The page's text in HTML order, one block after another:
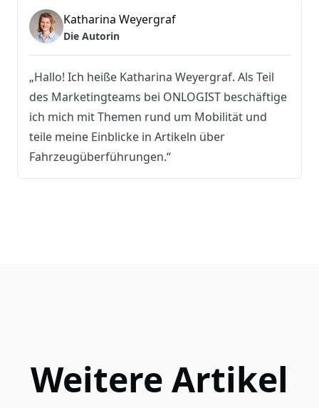
Katharina Weyergraf
Die Autorin
„Hallo! Ich heiße Katharina Weyergraf. Als Teil
des Marketingteams bei ONLOGIST beschäftige
ich mich mit Themen rund um Mobilität und
teile meine Einblicke in Artikeln über
Fahrzeugüberführungen.“
Weitere Artikel